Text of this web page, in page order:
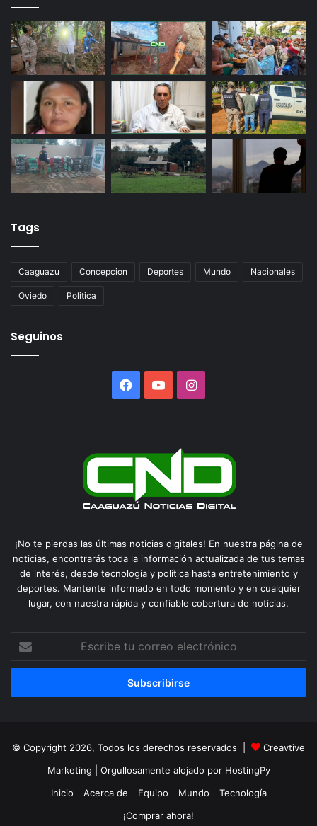
Tags
Caaguazu Concepcion Deportes Mundo Nacionales
Oviedo Politica
Seguinos
Facebook
YouTubeInstagram
¡No te pierdas las últimas noticias digitales! En nuestra página de
noticias, encontrarás toda la información actualizada de tus temas
de interés, desde tecnología y política hasta entretenimiento y
deportes. Mantente informado en todo momento y en cualquier
lugar, con nuestra rápida y confiable cobertura de noticias.
correo
© Copyright 2026, Todos los derechos reservados |
Creavtive
Marketing | Orgullosamente alojado por HostingPy
Inicio
Acerca de Equipo Mundo
Tecnología
¡Comprar ahora!